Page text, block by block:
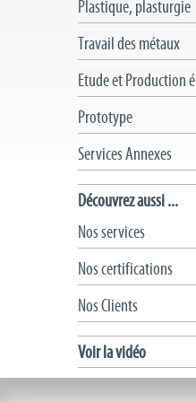
Plastique, plasturgie
Travail des métaux
Etude et Production
Prototype
Services Annexes
Découvrez aussi ...
Nos services
Nos certifications
Nos Clients
Voir la vidéo